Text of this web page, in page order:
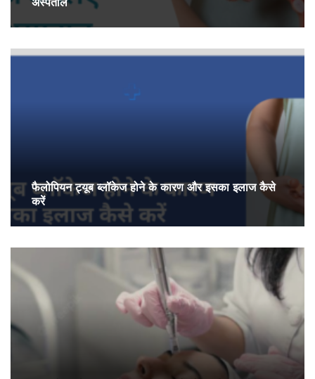
अस्पताल
फैलोपियन ट्यूब ब्लॉकेज होने के कारण और इसका इलाज कैसे
करें